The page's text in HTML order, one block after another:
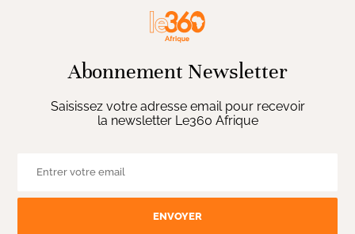
Abonnement Newsletter
Saisissez votre adresse email pour recevoir
la newsletter Le360 Afrique
ENVOYER